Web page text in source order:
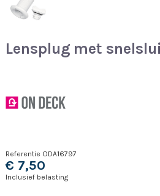
Lensplug met
Referentie ODA16797
€ 7,50
Inclusief belasting